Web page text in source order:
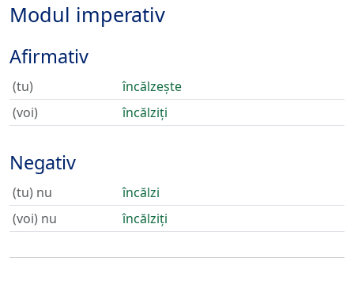
Modul imperativ
Afirmativ
(tu)
încălzește
(voi)
încălziți
Negativ
(tu) nu
încălzi
(voi) nu
încălziți